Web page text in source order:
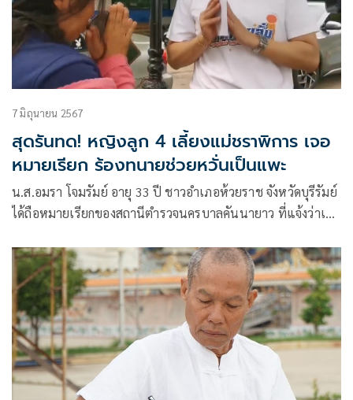
7 มิถุนายน 2567
สุดรันทด! หญิงลูก 4 เลี้ยงแม่ชราพิการ เจอ
หมายเรียก ร้องทนายช่วยหวั่นเป็นแพะ
น.ส.อมรา โจมรัมย์ อายุ 33 ปี ชาวอำเภอห้วยราช จังหวัดบุรีรัมย์
ได้ถือหมายเรียกของสถานีตำรวจนครบาลคันนายาว ที่แจ้งว่าเธอ